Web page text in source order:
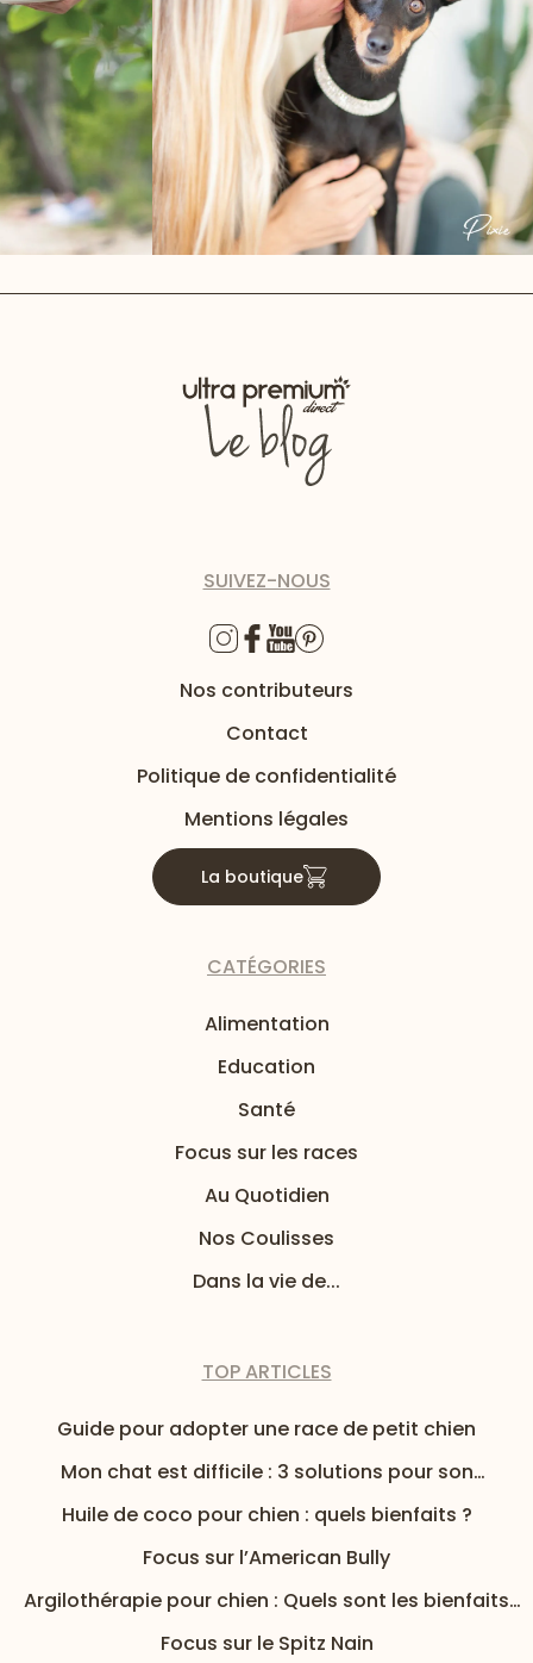
SUIVEZ-NOUS
Nos contributeurs
Contact
Politique de confidentialité
Mentions légales
La boutique
CATÉGORIES
Alimentation
Education
Santé
Focus sur les races
Au Quotidien
Nos Coulisses
Dans la vie de...
TOP ARTICLES
Guide pour adopter une race de petit chien
Mon chat est difficile : 3 solutions pour son
alimentation
Huile de coco pour chien : quels bienfaits ?
Focus sur l’American Bully
Argilothérapie pour chien : Quels sont les bienfaits
de l’argile pour mon chien ?
Focus sur le Spitz Nain